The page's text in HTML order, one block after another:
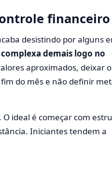
financeiro
desistindo por alguns
demais logo no
aproximados, deixar o
do mês e não definir
ideal é começar com
Iniciantes tendem a